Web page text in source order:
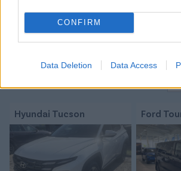
CONFIRM
Data Deletion Data Access
#BUNDESLIGA
#RB LEIPZIG #SERIE
Autópiac
Hyundai Tucson Ford